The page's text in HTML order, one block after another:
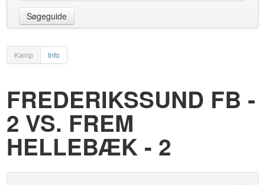
Søgeguide
Kamp Info
FREDERIKSSUND FB -
2 VS. FREM
HELLEBÆK - 2